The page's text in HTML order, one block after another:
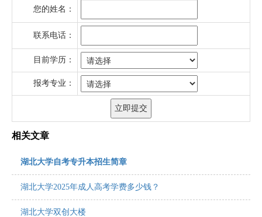
您的姓名：
联系电话：
目前学历：
报考专业：
相关文章
湖北大学自考专升本招生简章
湖北大学2025年成人高考学费多少钱？
湖北大学双创大楼